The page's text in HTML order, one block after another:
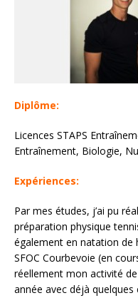
Diplôme:
Licences STAPS
Entraînement, Biologie,
Expériences:
Par mes études, j’ai pu
préparation physique
également en natation de
SFOC Courbevoie (en
réellement mon activité
année avec déjà